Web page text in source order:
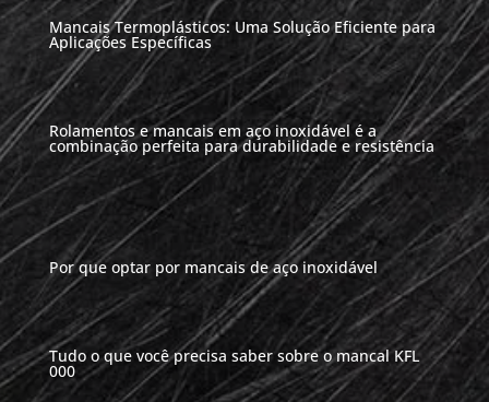
Mancais Termoplásticos: Uma Solução Eficiente para
Aplicações Específicas
Rolamentos e mancais em aço inoxidável é a
combinação perfeita para durabilidade e resistência
Por que optar por mancais de aço inoxidável
Tudo o que você precisa saber sobre o mancal KFL
000